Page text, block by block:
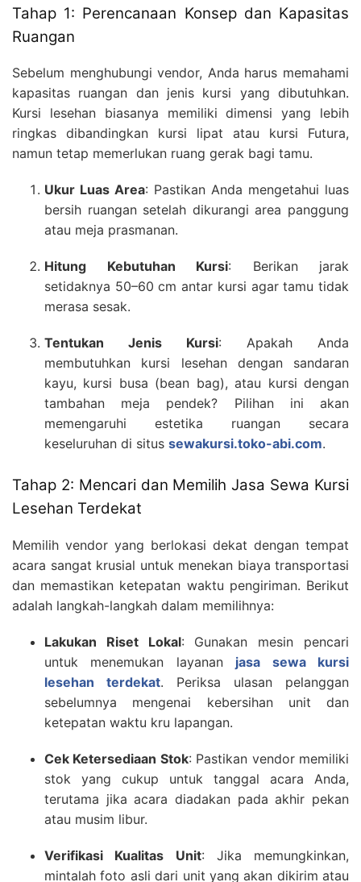
Tahap 1: Perencanaan Konsep dan Kapasitas
Ruangan
Sebelum menghubungi vendor, Anda harus memahami
kapasitas ruangan dan jenis kursi yang dibutuhkan.
Kursi lesehan biasanya memiliki dimensi yang lebih
ringkas dibandingkan kursi lipat atau kursi Futura,
namun tetap memerlukan ruang gerak bagi tamu.
Ukur Luas Area: Pastikan Anda mengetahui luas
bersih ruangan setelah dikurangi area panggung
atau meja prasmanan.
Hitung Kebutuhan Kursi: Berikan jarak
setidaknya 50–60 cm antar kursi agar tamu tidak
merasa sesak.
Tentukan Jenis Kursi: Apakah Anda
membutuhkan kursi lesehan dengan sandaran
kayu, kursi busa (bean bag), atau kursi dengan
tambahan meja pendek? Pilihan ini akan
memengaruhi estetika ruangan secara
keseluruhan di situs sewakursi.toko-abi.com.
Tahap 2: Mencari dan Memilih Jasa Sewa Kursi
Lesehan Terdekat
Memilih vendor yang berlokasi dekat dengan tempat
acara sangat krusial untuk menekan biaya transportasi
dan memastikan ketepatan waktu pengiriman. Berikut
adalah langkah-langkah dalam memilihnya:
Lakukan Riset Lokal: Gunakan mesin pencari
untuk menemukan layanan jasa sewa kursi
lesehan terdekat. Periksa ulasan pelanggan
sebelumnya mengenai kebersihan unit dan
ketepatan waktu kru lapangan.
Cek Ketersediaan Stok: Pastikan vendor memiliki
stok yang cukup untuk tanggal acara Anda,
terutama jika acara diadakan pada akhir pekan
atau musim libur.
Verifikasi Kualitas Unit: Jika memungkinkan,
mintalah foto asli dari unit yang akan dikirim atau